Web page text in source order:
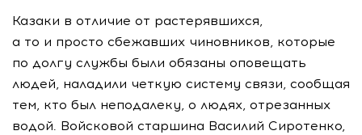
Казаки в отличие от растерявшихся,
а то и просто сбежавших чиновников, которые
по долгу службы были обязаны оповещать
людей, наладили четкую систему связи, сообщая
тем, кто был неподалеку, о людях, отрезанных
водой. Войсковой старшина Василий Сиротенко,